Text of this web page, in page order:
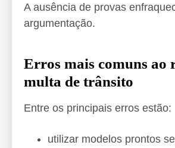
A ausência de provas
argumentação.
Erros mais comuns ao
multa de trânsito
Entre os principais erros estão:
utilizar modelos prontos